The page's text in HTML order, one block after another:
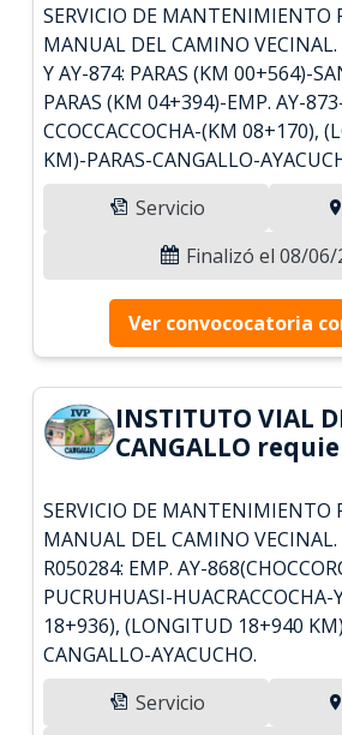
SERVICIO DE MANTENIMIENTO
MANUAL DEL CAMINO
Y AY-874: PARAS (KM 00+564)-
PARAS (KM 04+394)-EMP. AY-
CCOCCACCOCHA-(KM 08+170),
KM)-PARAS-CANGALLO-
Servicio
Finalizó el 08/06/
Ver convococatoria
INSTITUTO VIAL
CANGALLO
SERVICIO DE MANTENIMIENTO
MANUAL DEL CAMINO VECINAL.
R050284: EMP. AY-
PUCRUHUASI-HUACRACCOCHA-
18+936), (LONGITUD 18+940
CANGALLO-AYACUCHO.
Servicio